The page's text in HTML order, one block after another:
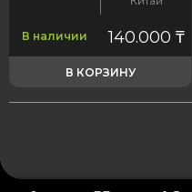
В наличии 140.000 ₸
В КОРЗИНУ